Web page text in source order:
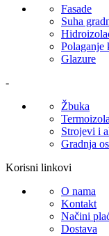
Fasade
Suha
Polaganje
Glazure
-
Žbuka
Strojevi i
Gradnja
Korisni linkovi
O nama
Kontakt
Načini
Dostava